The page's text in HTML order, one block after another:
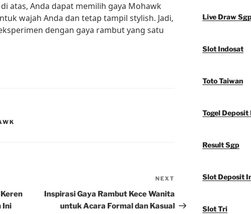
atas, Anda dapat memilih gaya Mohawk
wajah Anda dan tetap tampil stylish. Jadi,
dengan gaya rambut yang satu
Ini
NEXT
Inspirasi Gaya Rambut Kece Wanita
untuk Acara Formal dan Kasual
Live Draw
Slot Indosat
Toto Taiwan
Togel Deposit
Result Sgp
Slot Deposit
Slot Tri